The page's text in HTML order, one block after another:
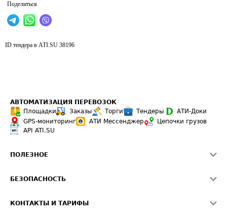
Поделиться
ID тендера в ATI.SU 38196
АВТОМАТИЗАЦИЯ ПЕРЕВОЗОК
Площадки
Заказы Торги Тендеры
АТИ-Доки
GPS-мониторинг
АТИ Мессенджер
Цепочки грузов
API ATI.SU
ПОЛЕЗНОЕ
Звезды ATI.SU на вашем сайте
БЕЗОПАСНОСТЬ
КОНТАКТЫ И ТАРИФЫ